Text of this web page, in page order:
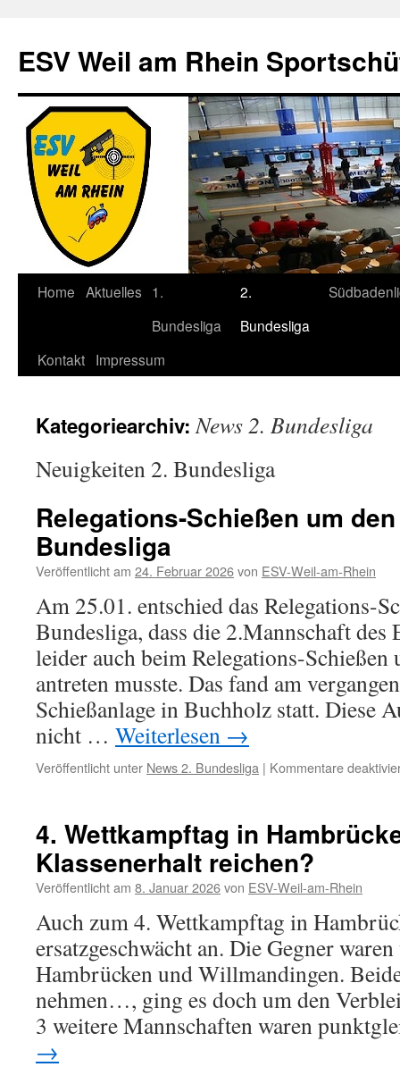
springen
ESV Weil am Rhein
Home Aktuelles 1.
Bundesliga
2.
Bundesliga
Kontakt Impressum
Kategoriearchiv:News 2. Bundesliga
Neuigkeiten 2. Bundesliga
Relegations-Schießen um
Bundesliga
Veröffentlicht am 24. Februar 2026von ESV-Weil-am-Rhein
Am 25.01. entschied das Relegations-
Bundesliga, dass die 2.Mannschaft des
leider auch beim Relegations-Schießen
antreten musste. Das fand am
Schießanlage in Buchholz statt. Diese
nicht … Weiterlesen →
Veröffentlicht unter News 2. Bundesliga | Kommentare
4. Wettkampftag in
Klassenerhalt reichen?
Veröffentlicht am 8. Januar 2026von ESV-Weil-am-Rhein
Auch zum 4. Wettkampftag in
ersatzgeschwächt an. Die Gegner
Hambrücken und Willmandingen.
nehmen…, ging es doch um den
3 weitere Mannschaften waren
→